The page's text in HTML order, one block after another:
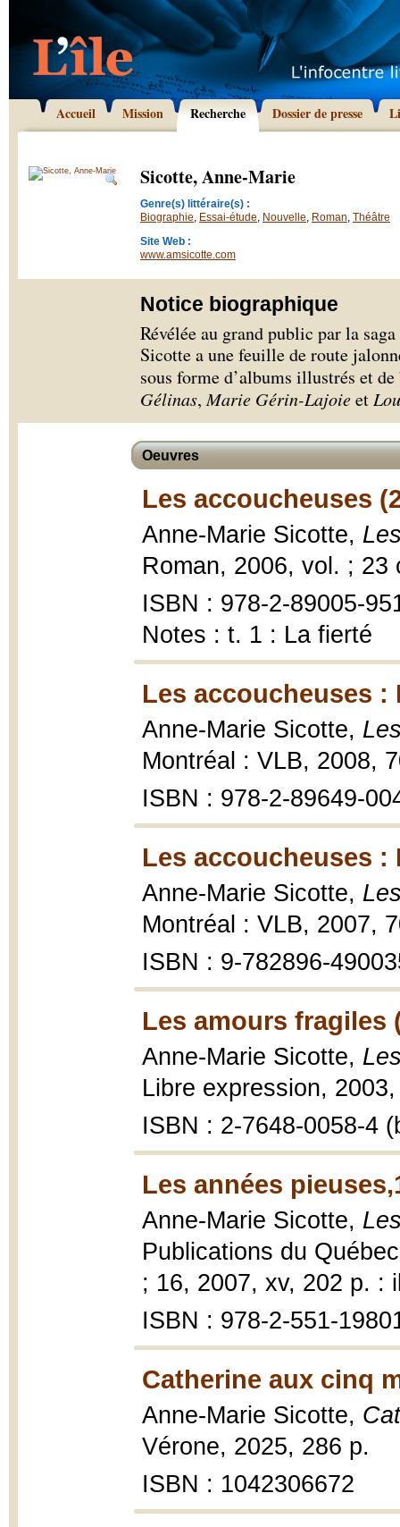
Accueil Mission Recherche Dossier de presse
Sicotte, Anne-Marie
Genre(s) littéraire(s) :
Biographie, Essai-étude, Nouvelle, Roman, Théâtre
Site Web :
www.amsicotte.com
Notice biographique
Révélée au grand public par la saga
Sicotte a une feuille de route
sous forme d’albums illustrés et
Gélinas,Marie Gérin-Lajoieet
Oeuvres
Les accoucheuses
Anne-Marie Sicotte,
Roman, 2006, vol. ; 23
ISBN : 978-2-89005-
Notes : t. 1 : La fierté
Les accoucheuses :
Anne-Marie Sicotte,
Montréal : VLB, 2008,
ISBN : 978-2-89649-
Les accoucheuses :
Anne-Marie Sicotte,
Montréal : VLB, 2007,
ISBN : 9-782896-
Les amours fragiles
Anne-Marie Sicotte,
Libre expression,
ISBN : 2-7648-0058-4
Les années
Anne-Marie Sicotte,
Publications du
; 16, 2007, xv, 202 p. :
ISBN : 978-2-551-
Catherine aux cinq
Anne-Marie Sicotte,
Vérone, 2025, 286 p.
ISBN : 1042306672